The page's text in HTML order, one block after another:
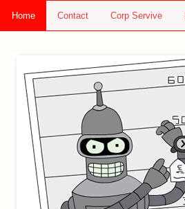
Home Contact Corp Servive